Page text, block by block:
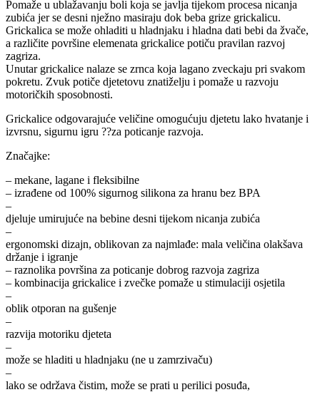
Pomaže u ublažavanju boli koja se javlja tijekom procesa nicanja
zubića jer se desni nježno masiraju dok beba grize grickalicu.
Grickalica se može ohladiti u hladnjaku i hladna dati bebi da žvače,
a različite površine elemenata grickalice potiču pravilan razvoj
zagriza.
Unutar grickalice nalaze se zrnca koja lagano zveckaju pri svakom
pokretu. Zvuk potiče djetetovu znatiželju i pomaže u razvoju
motoričkih sposobnosti.
Grickalice odgovarajuće veličine omogućuju djetetu lako hvatanje i
izvrsnu, sigurnu igru ??za poticanje razvoja.
Značajke:
– mekane, lagane i fleksibilne
– izrađene od 100% sigurnog silikona za hranu bez BPA
–
djeluje umirujuće na bebine desni tijekom nicanja zubića
–
ergonomski dizajn, oblikovan za najmlađe: mala veličina olakšava
držanje i igranje
– raznolika površina za poticanje dobrog razvoja zagriza
– kombinacija grickalice i zvečke pomaže u stimulaciji osjetila
–
oblik otporan na gušenje
–
razvija motoriku djeteta
–
može se hladiti u hladnjaku (ne u zamrzivaču)
–
lako se održava čistim, može se prati u perilici posuđa,